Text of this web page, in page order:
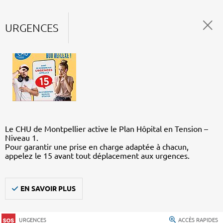
URGENCES
Le CHU de Montpellier active le Plan Hôpital en Tension –
Niveau 1.
Pour garantir une prise en charge adaptée à chacun,
appelez le 15 avant tout déplacement aux urgences.
EN SAVOIR PLUS
URGENCES ACCÈS RAPIDES